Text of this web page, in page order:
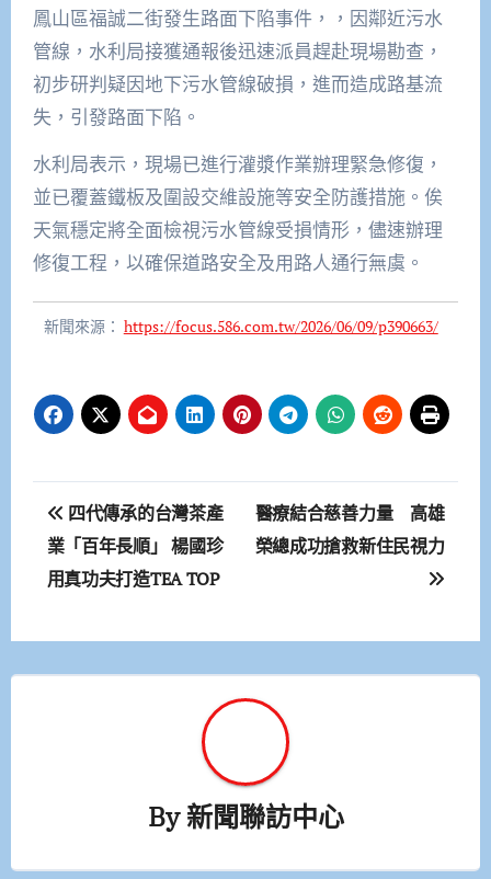
鳳山區福誠二街發生路面下陷事件，，因鄰近污水
管線，水利局接獲通報後迅速派員趕赴現場勘查，
初步研判疑因地下污水管線破損，進而造成路基流
失，引發路面下陷。
水利局表示，現場已進行灌漿作業辦理緊急修復，
並已覆蓋鐵板及圍設交維設施等安全防護措施。俟
天氣穩定將全面檢視污水管線受損情形，儘速辦理
修復工程，以確保道路安全及用路人通行無虞。
新聞來源： https://focus.586.com.tw/2026/06/09/p390663/
文
章
導
覽
四代傳承的台灣茶產
業「百年長順」 楊國珍
用真功夫打造TEA TOP
醫療結合慈善力量 高雄
榮總成功搶救新住民視力
By新聞聯訪中心